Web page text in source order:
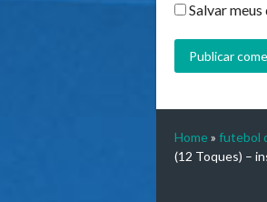
Salvar
Home » futebol
(12 Toques) –